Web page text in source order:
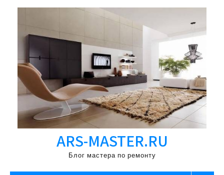
Перейти
ARS-MASTER.RU
Блог мастера по ремонту